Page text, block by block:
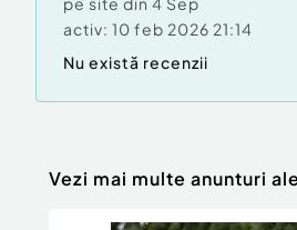
activ: 10 feb 2026 21:14
Nu există recenzii
Vezi mai multe anunturi